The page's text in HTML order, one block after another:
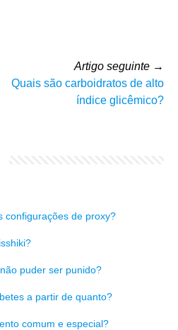
Artigo seguinte →
Quais são carboidratos de alto
índice glicêmico?
configurações de proxy?
puder ser punido?
a partir de quanto?
comum e especial?